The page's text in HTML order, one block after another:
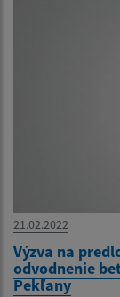
21.02.2022
Výzva na
odvodnenie
Pekľany